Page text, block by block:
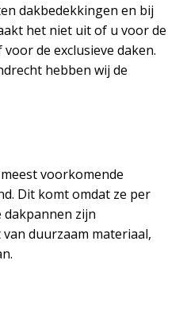
dakbedekkingen en bij
het niet uit of u voor de
de exclusieve daken.
hebben wij de
voorkomende
Dit komt omdat ze per
dakpannen zijn
duurzaam materiaal,